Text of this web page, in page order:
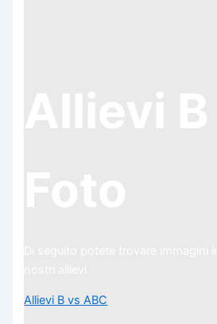
Allievi B vs ABC